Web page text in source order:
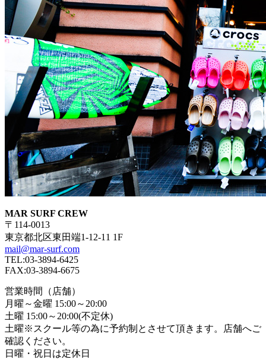
MAR SURF CREW
〒114-0013
東京都北区東田端1-12-11 1F
mail@mar-surf.com
TEL:03-3894-6425
FAX:03-3894-6675
営業時間（店舗）
月曜～金曜 15:00～20:00
土曜 15:00～20:00(不定休)
土曜※スクール等の為に予約制とさせて頂きます。店舗へご
確認ください。
日曜・祝日は定休日